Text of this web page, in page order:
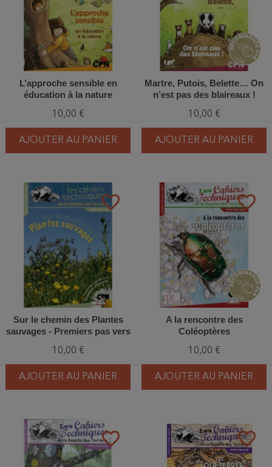
L’approche sensible en
éducation à la nature
10,00 €
AJOUTER AU PANIER
Martre, Putois, Belette… On
n’est pas des blaireaux !
10,00 €
AJOUTER AU PANIER
favorite_border
Sur le chemin des Plantes
sauvages - Premiers pas vers
10,00 €
AJOUTER AU PANIER
favorite_border
A la rencontre des
Coléoptères
10,00 €
AJOUTER AU PANIER
favorite_border favorite_border